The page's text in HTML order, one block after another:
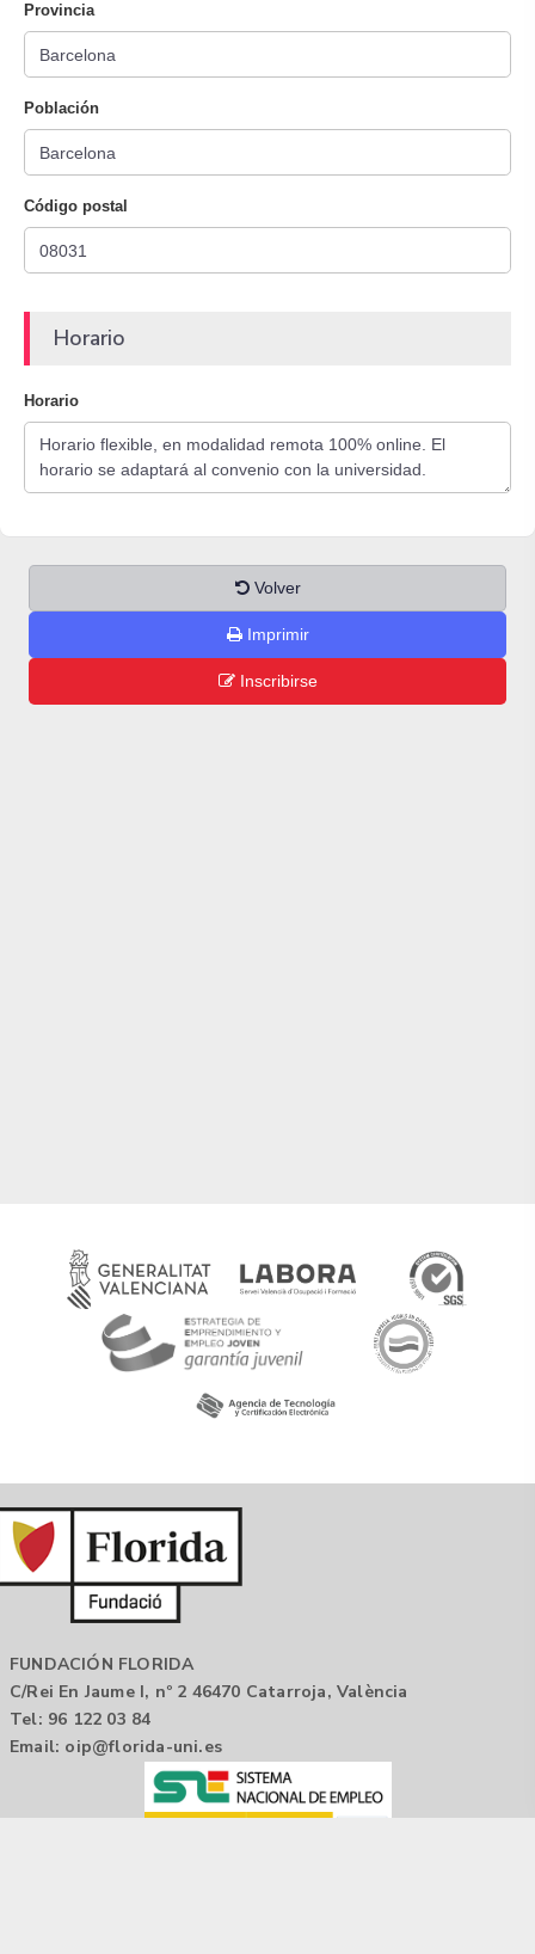
Provincia
Población
Código postal
Horario
Horario
Volver
Imprimir
Inscribirse
FUNDACIÓN FLORIDA
C/Rei En Jaume I, nº 2 46470 Catarroja, València
Tel: 96 122 03 84
Email: oip@florida-uni.es